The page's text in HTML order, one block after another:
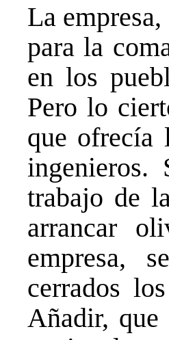
La
para la
en los
Pero lo
que ofrecía
ingenieros.
trabajo de
arrancar
empresa,
cerrados
Añadir,